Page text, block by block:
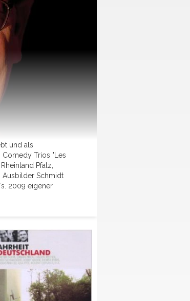
und als
Trios "Les
Pfalz,
Ausbilder Schmidt
2009 eigener